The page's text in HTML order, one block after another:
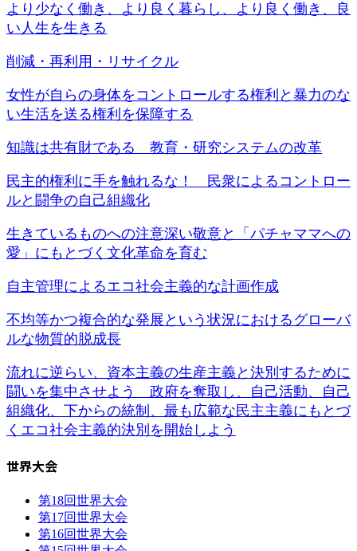
より少なく働き、より良く暮らし、より良く働き、良
い人生を生きる
削減・再利用・リサイクル
女性が自らの身体をコントロールする権利と暴力のな
い生活を送る権利を保障する
知識は共有財である 教育・研究システムの改革
民主的権利に手を触れるな！ 民衆によるコントロー
ルと闘争の自己組織化
生きているものへの注意深い敬意と「パチャママへの
愛」にもとづく文化革命を育む
自主管理によるエコ社会主義的な計画作成
不均等かつ複合的な発展という状況におけるグローバ
ルな物質的脱成長
流れに逆らい、資本主義の生産主義と決別するために
闘いを集中させよう 政府を奪取し、自己活動、自己
組織化、下からの統制、最も広範な民主主義にもとづ
くエコ社会主義的決別を開始しよう
世界大会
第18回世界大会
第17回世界大会
第16回世界大会